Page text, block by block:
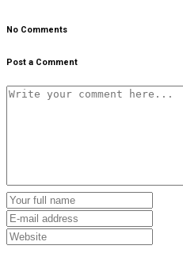
No Comments
Post a Comment